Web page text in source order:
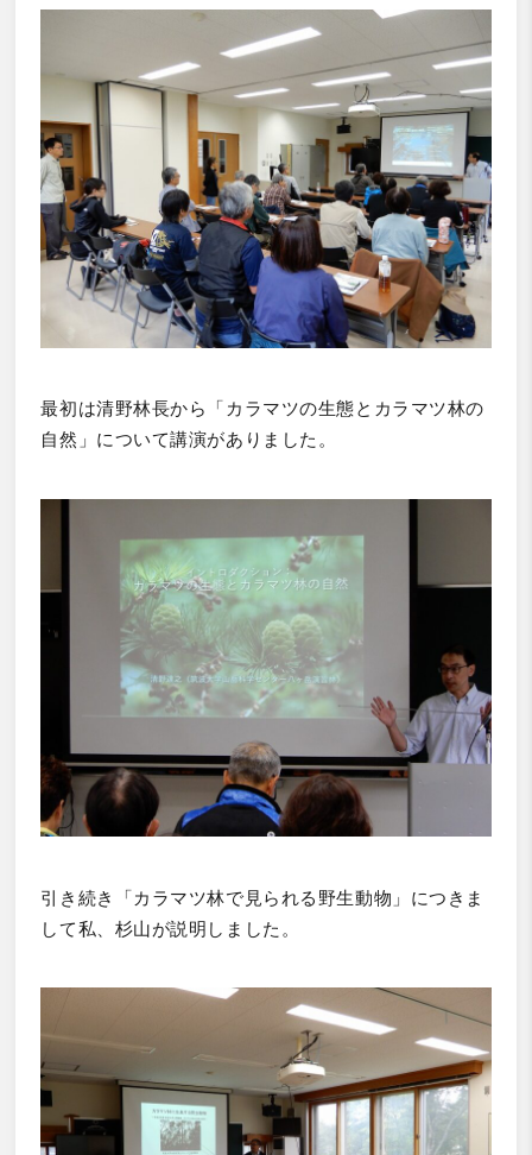
最初は清野林長から「カラマツの生態とカラマツ林の
自然」について講演がありました。
引き続き「カラマツ林で見られる野生動物」につきま
して私、杉山が説明しました。